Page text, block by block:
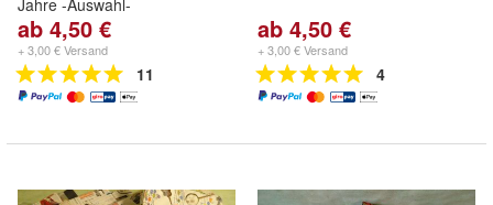
Jahre -Auswahl-
ab 4,50 €
+ 3,00 € Versand
11
ab 4,50 €
+ 3,00 € Versand
4